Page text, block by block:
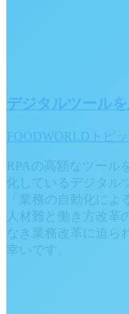
デジタルツール
FOODWORLDトピッ
RPAの高額なツール
化しているデジタル
「業務の自動化によ
人材難と働き方改革
なき業務改革に迫ら
幸いです。